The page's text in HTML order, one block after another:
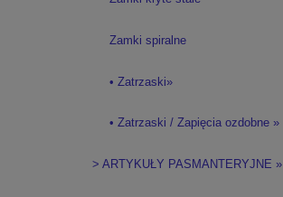
Zamki spiralne
• Zatrzaski»
• Zatrzaski / Zapięcia ozdobne »
> ARTYKUŁY PASMANTERYJNE »